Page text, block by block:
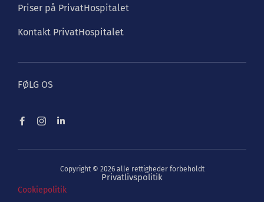
Priser på PrivatHospitalet
Kontakt PrivatHospitalet
FØLG OS
Copyright © 2026 alle rettigheder forbeholdt
Privatlivspolitik
Cookiepolitik